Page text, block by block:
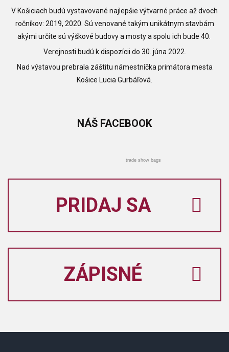
V Košiciach budú vystavované najlepšie výtvarné práce až dvoch
ročníkov: 2019, 2020. Sú venované takým unikátnym stavbám
akými určite sú výškové budovy a mosty a spolu ich bude 40.
Verejnosti budú k dispozícii do 30. júna 2022.
Nad výstavou prebrala záštitu námestníčka primátora mesta
Košice Lucia Gurbáľová.
NÁŠ FACEBOOK
trade show bags
PRIDAJ SA
ZÁPISNÉ